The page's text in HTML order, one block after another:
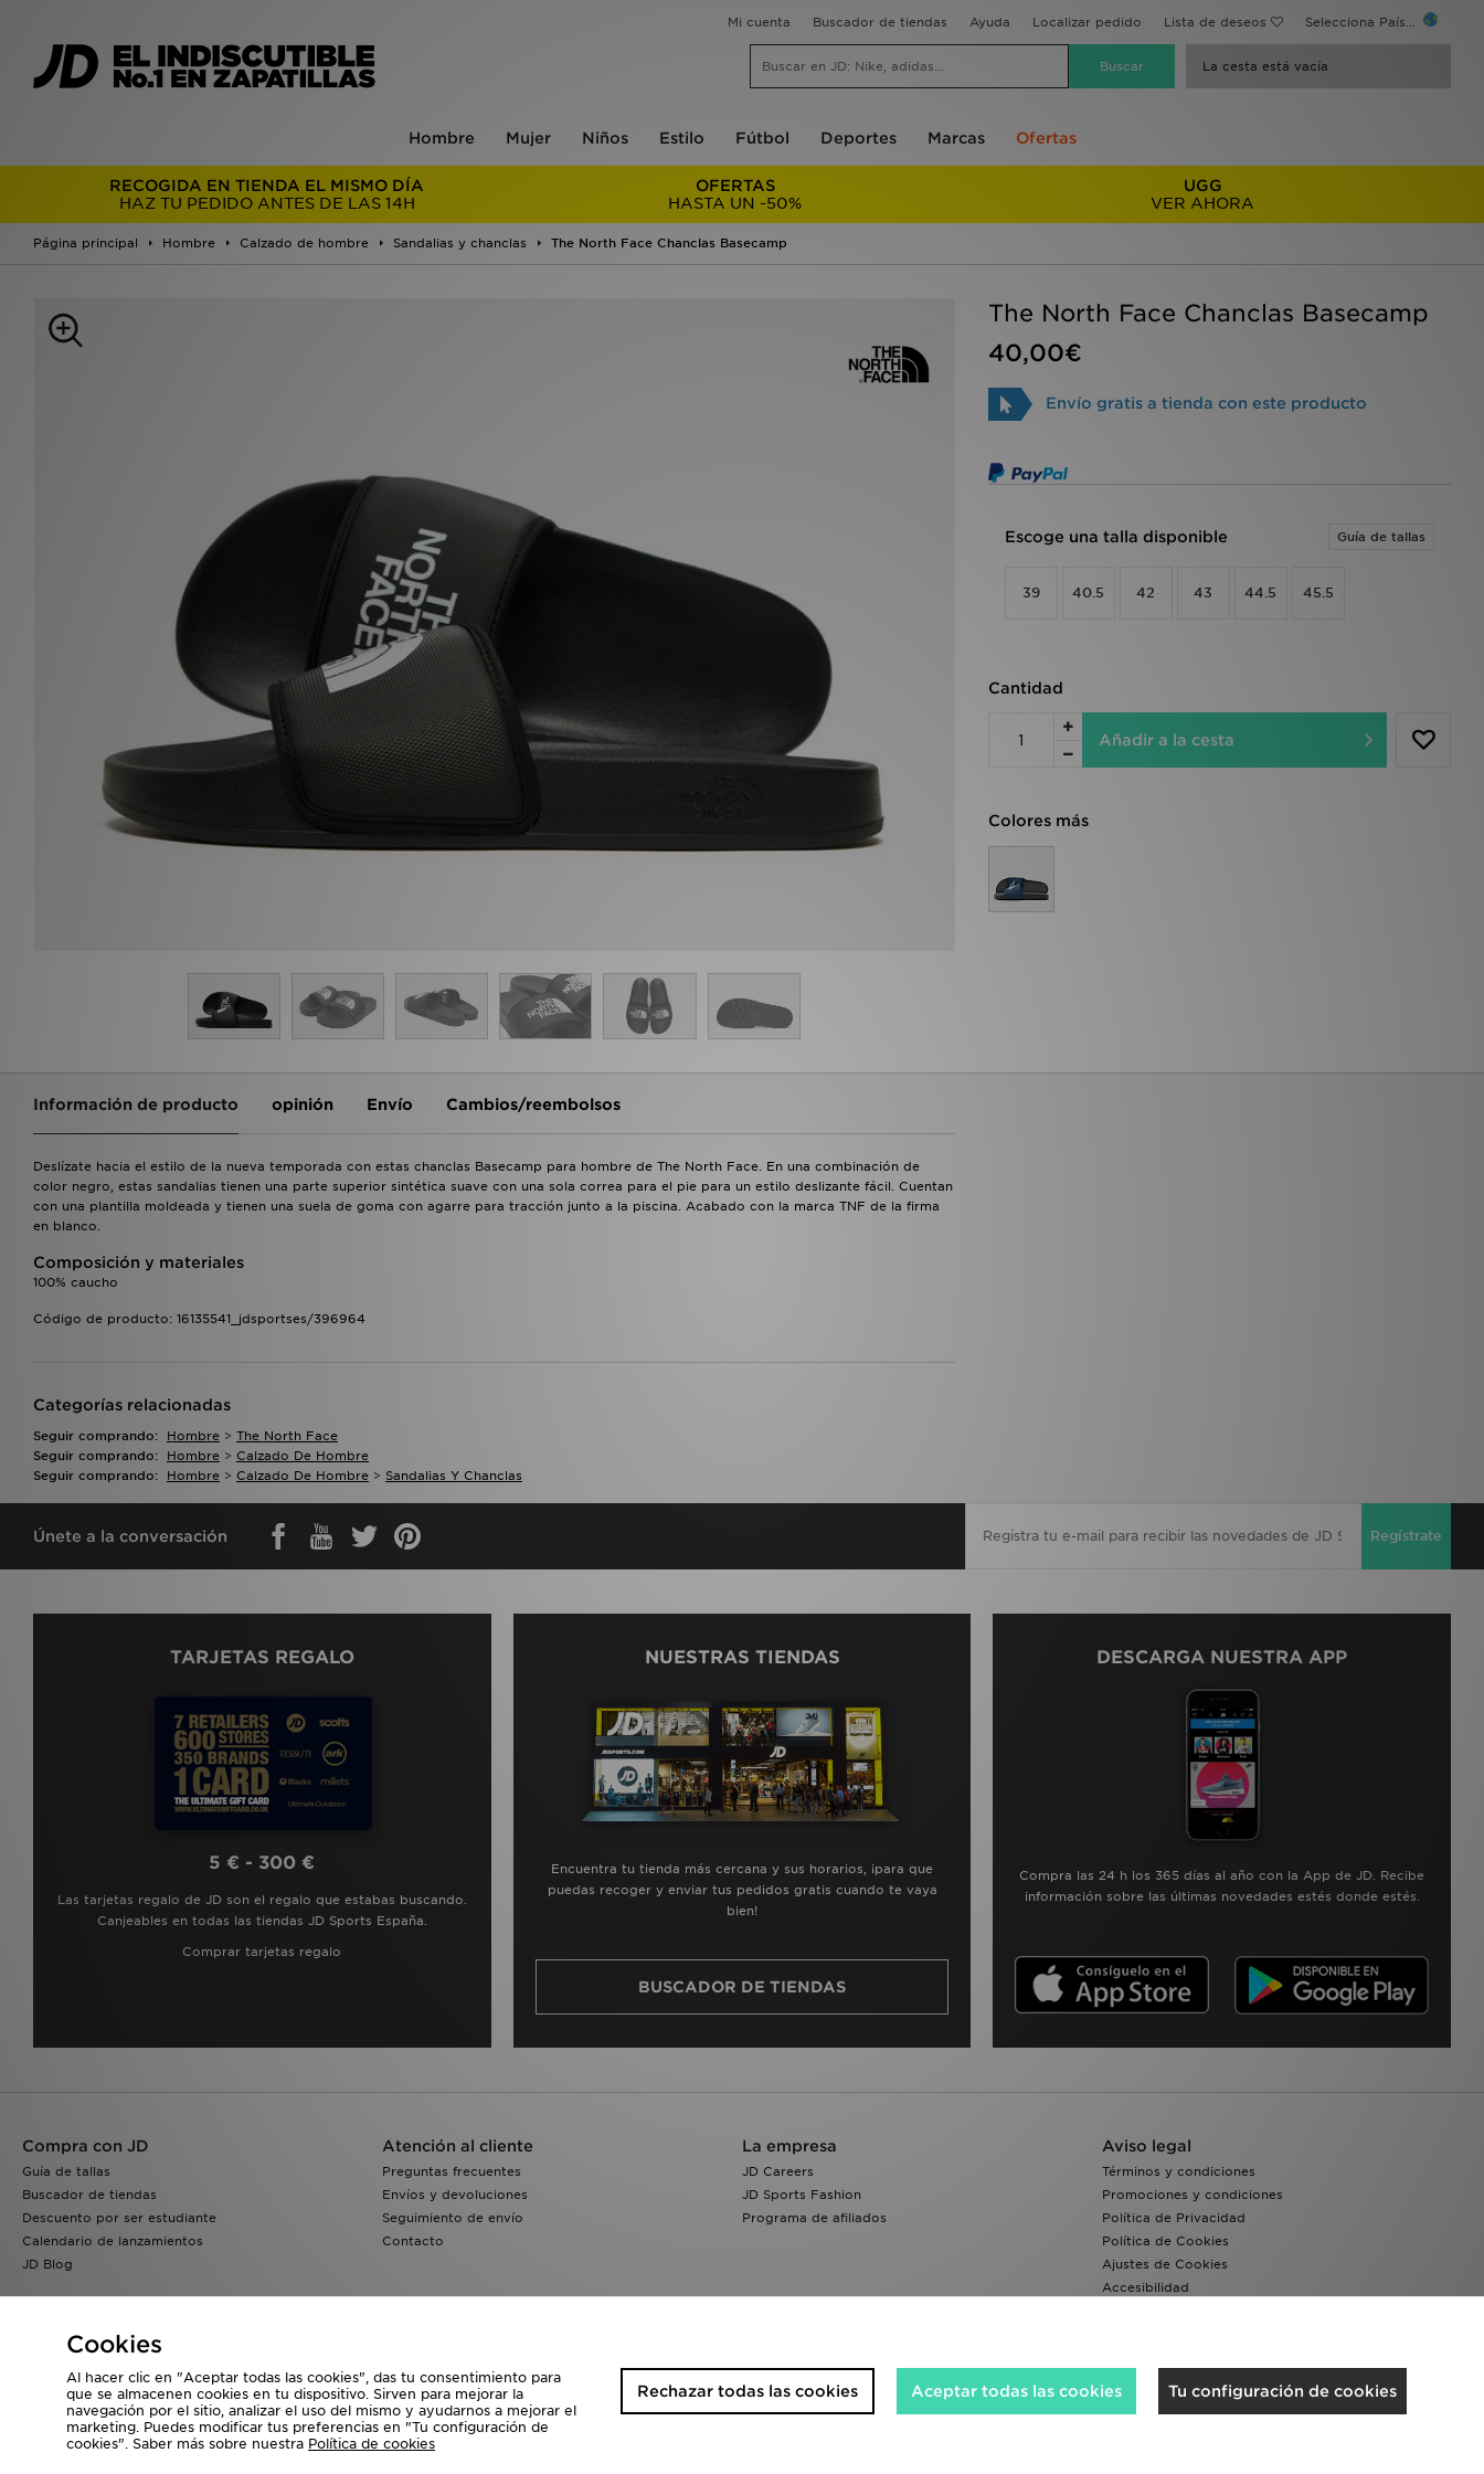
Mi cuenta Buscador de tiendas Ayuda Localizar pedido Lista de deseos Selecciona País...
La cesta está vacía
Hombre Mujer Niños Estilo Fútbol Deportes Marcas Ofertas
RECOGIDA EN TIENDA EL MISMO DÍA
HAZ TU PEDIDO ANTES DE LAS 14H
OFERTAS
HASTA UN -50%
UGG
VER AHORA
Página principal Hombre Calzado de hombre Sandalias y chanclas The North Face Chanclas Basecamp
The North Face Chanclas Basecamp
40,00€
Envío gratis a tienda con este producto
Escoge una talla disponible Guía de tallas
39 40.5 42 43 44.5 45.5
Cantidad
Añadir a la cesta
Colores más
Información de producto opinión Envío Cambios/reembolsos
Deslízate hacia el estilo de la nueva temporada con estas chanclas Basecamp para hombre de The North Face. En una combinación de
color negro, estas sandalias tienen una parte superior sintética suave con una sola correa para el pie para un estilo deslizante fácil. Cuentan
con una plantilla moldeada y tienen una suela de goma con agarre para tracción junto a la piscina. Acabado con la marca TNF de la firma
en blanco.
Composición y materiales
100% caucho
Código de producto: 16135541_jdsportses/396964
Categorías relacionadas
Seguir comprando: Hombre > The North Face
Seguir comprando:
Hombre > Calzado De Hombre
Seguir comprando:
Hombre > Calzado De Hombre > Sandalias Y Chanclas
Únete a la conversación Regístrate
TARJETAS REGALO
5 € - 300 €
Las tarjetas regalo de JD son el regalo que estabas buscando.
Canjeables en todas las tiendas JD Sports España.
Comprar tarjetas regalo
NUESTRAS TIENDAS
Encuentra tu tienda más cercana y sus horarios, ¡para que
puedas recoger y enviar tus pedidos gratis cuando te vaya
bien!
BUSCADOR DE TIENDAS
DESCARGA NUESTRA APP
Compra las 24 h los 365 días al año con la App de JD. Recibe
información sobre las últimas novedades estés donde estés.
Compra con JD
Guía de tallas
Buscador de tiendas
Descuento por ser estudiante
Calendario de lanzamientos
JD Blog
Atención al cliente
Preguntas frecuentes
Envíos y devoluciones
Seguimiento de envío
Contacto
La empresa
JD Careers
JD Sports Fashion
Programa de afiliados
Aviso legal
Términos y condiciones
Promociones y condiciones
Política de Privacidad
Política de Cookies
Ajustes de Cookies
Accesibilidad
Visita nuestra página corporativa enwww.jdplc.com
Copyright © 2026 JD Sports, Todos los derechos reservados.
Cookies
Al hacer clic en "Aceptar todas las cookies", das tu consentimiento para
que se almacenen cookies en tu dispositivo. Sirven para mejorar la
navegación por el sitio, analizar el uso del mismo y ayudarnos a mejorar el
marketing. Puedes modificar tus preferencias en "Tu configuración de
cookies". Saber más sobre nuestra Política de cookies
Tu configuración de cookies
Aceptar todas las cookies
Rechazar todas las cookies